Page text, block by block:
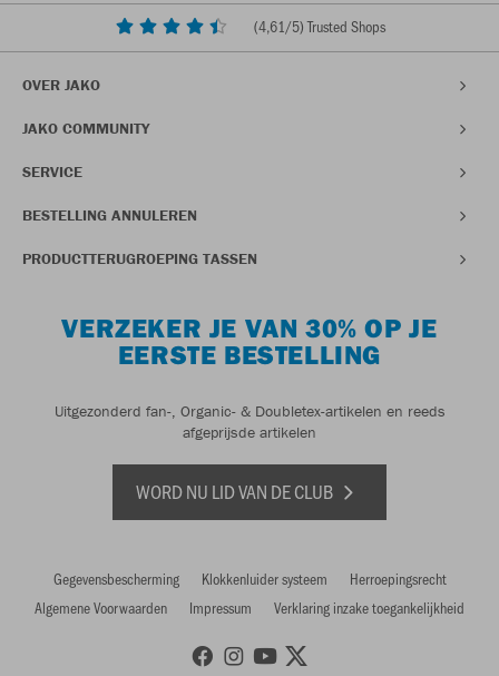
(4,61/5) Trusted Shops
OVER JAKO
JAKO COMMUNITY
SERVICE
BESTELLING ANNULEREN
PRODUCTTERUGROEPING TASSEN
VERZEKER JE VAN 30% OP JE
EERSTE BESTELLING
Uitgezonderd fan-, Organic- & Doubletex-artikelen en reeds
afgeprijsde artikelen
WORD NU LID VAN DE CLUB
Gegevensbescherming Klokkenluider systeem
Herroepingsrecht
Algemene Voorwaarden
Impressum Verklaring inzake toegankelijkheid